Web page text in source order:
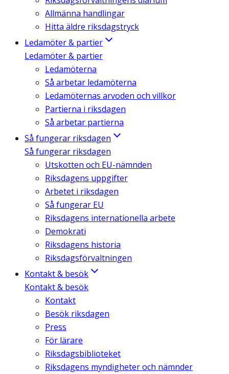
Allmänna handlingar
Hitta äldre riksdagstryck
Ledamöter & partier
Ledamöter & partier
Ledamöterna
Så arbetar ledamöterna
Ledamöternas arvoden och villkor
Partierna i riksdagen
Så arbetar partierna
Så fungerar riksdagen
Så fungerar riksdagen
Utskotten och EU-nämnden
Riksdagens uppgifter
Arbetet i riksdagen
Så fungerar EU
Riksdagens internationella arbete
Demokrati
Riksdagens historia
Riksdagsförvaltningen
Kontakt & besök
Kontakt & besök
Kontakt
Besök riksdagen
Press
För lärare
Riksdagsbiblioteket
Riksdagens myndigheter och nämnder